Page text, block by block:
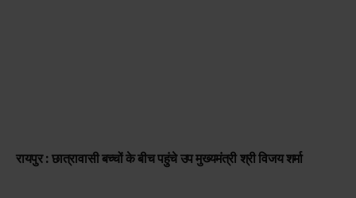
रायपुर : छात्रावासी बच्चों के बीच पहुंचे उप मुख्यमंत्री श्री विजय शर्मा